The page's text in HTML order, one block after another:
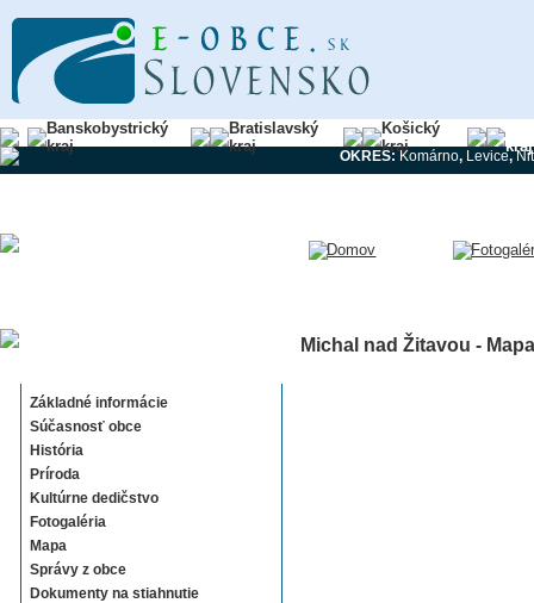
Banskobystrický
kraj
Bratislavský
kraj
Košický
kraj
kraj
OKRES:Komárno, Levice,
Základné informácie
Súčasnosť obce
História
Príroda
Kultúrne dedičstvo
Fotogaléria
Mapa
Správy z obce
Dokumenty na stiahnutie
Michal nad Žitavou - Mapa